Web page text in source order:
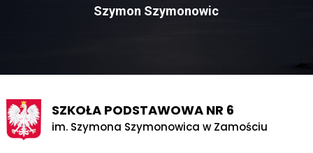
Szymon Szymonowic
SZKOŁA PODSTAWOWA NR 6
im. Szymona Szymonowica w Zamościu